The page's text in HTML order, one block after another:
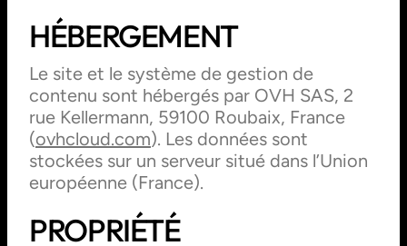
HÉBERGEMENT
Le site et le système de gestion de
contenu sont hébergés par OVH SAS, 2
rue Kellermann, 59100 Roubaix, France
(ovhcloud.com). Les données sont
stockées sur un serveur situé dans l’Union
européenne (France).
PROPRIÉTÉ